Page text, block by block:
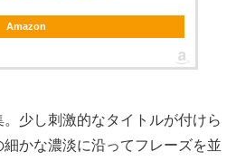
Amazon
少し刺激的なタイトルが付けら
かな濃淡に沿ってフレーズを並